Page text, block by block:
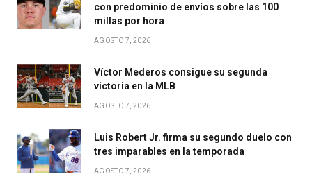
con predominio de envíos sobre las 100
millas por hora
AGOSTO 7, 2026
Víctor Mederos consigue su segunda
victoria en la MLB
AGOSTO 7, 2026
Luis Robert Jr. firma su segundo duelo con
tres imparables en la temporada
AGOSTO 7, 2026